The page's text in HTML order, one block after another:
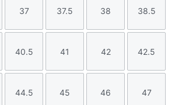
Taille
37
Taille
37.5
Taille
38
Taille
38.5
Taille
40.5
Taille
41
Taille
42
Taille
42.5
Taille
44.5
Taille
45
Taille
46
Taille
47